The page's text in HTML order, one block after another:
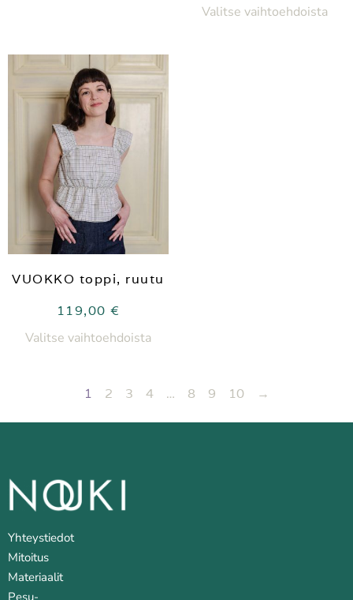
Valitse vaihtoehdoista
VUOKKO toppi, ruutu
119,00 €
Valitse vaihtoehdoista
1 2 3 4 … 8 9 10 →
Yhteystiedot
Mitoitus
Materiaalit